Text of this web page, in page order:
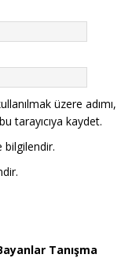
üzere adımı,
tarayıcıya kaydet.
Tanışma